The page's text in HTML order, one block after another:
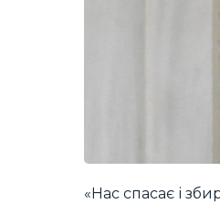
«Нас спасає і